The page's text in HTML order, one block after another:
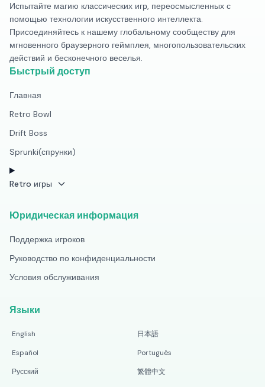
Испытайте магию классических игр, переосмысленных с
помощью технологии искусственного интеллекта.
Присоединяйтесь к нашему глобальному сообществу для
мгновенного браузерного геймплея, многопользовательских
действий и бесконечного веселья.
Быстрый доступ
Главная
Retro Bowl
Drift Boss
Sprunki(спрунки)
Retro игры
Юридическая информация
Поддержка игроков
Руководство по конфиденциальности
Условия обслуживания
Языки
English
日本語
Español
Português
Русский
繁體中文